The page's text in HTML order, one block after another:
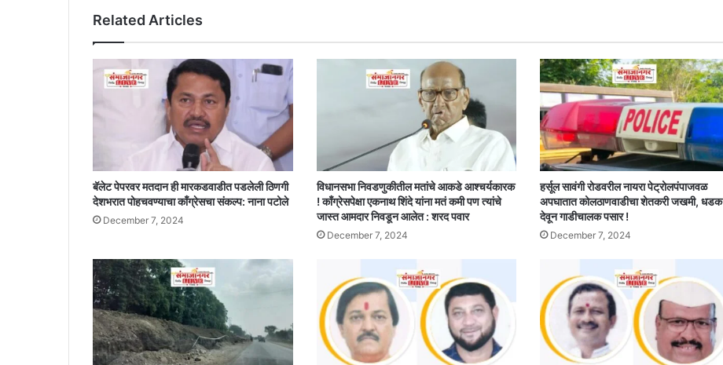
नाहीतर
परिणाम
भोगावे
लागणार
Related Articles
बॅलेट पेपरवर मतदान ही मारकडवाडीत पडलेली ठिणगी
देशभरात पोहचवण्याचा काँग्रेसचा संकल्प: नाना पटोले
December 7, 2024
विधानसभा निवडणुकीतील मतांचे आकडे आश्चर्यकारक
! काँग्रेसपेक्षा एकनाथ शिंदे यांना मतं कमी पण त्यांचे
जास्त आमदार निवडून आलेत : शरद पवार
December 7, 2024
हर्सूल सावंगी रोडवरील नायरा पेट्रोलपंपाजवळ
अपघातात कोलठाणवाडीचा शेतकरी जखमी, धडक
देवून गाडीचालक पसार !
December 7, 2024